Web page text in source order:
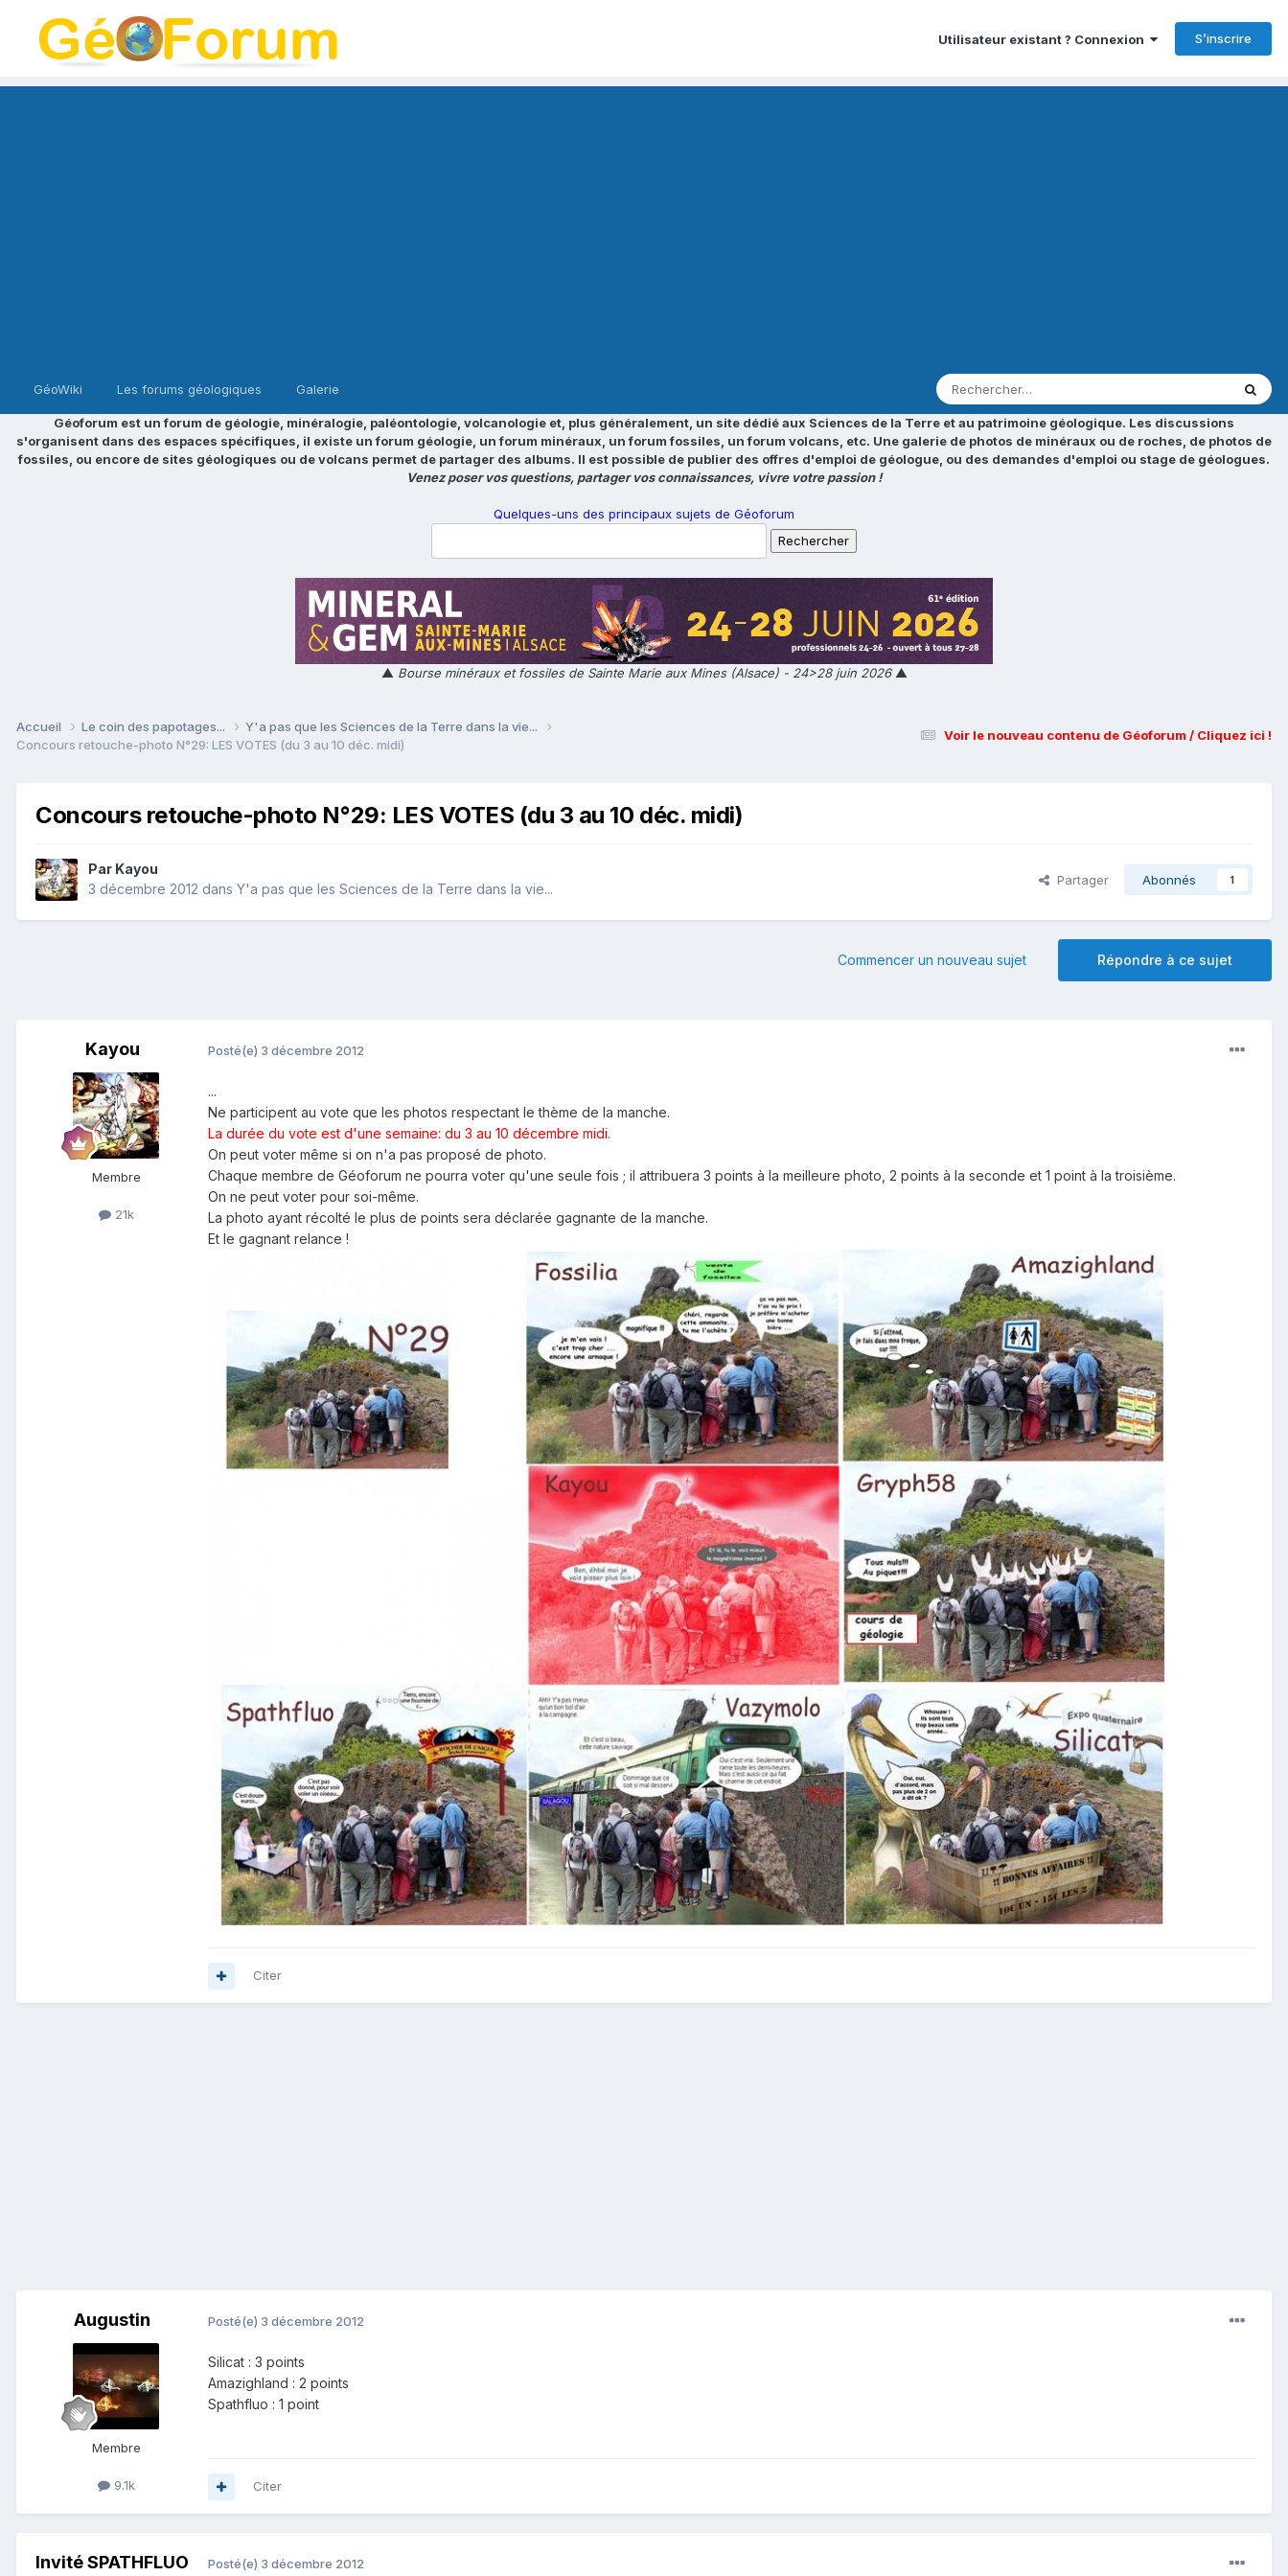
Utilisateur existant ? Connexion S’inscrire
GéoWiki Les forums géologiques Galerie
Géoforum est un forum de géologie, minéralogie, paléontologie, volcanologie et, plus généralement, un site dédié aux Sciences de la Terre et au patrimoine géologique. Les discussions
s'organisent dans des espaces spécifiques, il existe un forum géologie, un forum minéraux, un forum fossiles, un forum volcans, etc. Une galerie de photos de minéraux ou de roches, de photos de
fossiles, ou encore de sites géologiques ou de volcans permet de partager des albums. Il est possible de publier des offres d'emploi de géologue, ou des demandes d'emploi ou stage de géologues.
Venez poser vos questions, partager vos connaissances, vivre votre passion !
Quelques-uns des principaux sujets de Géoforum
▲ Bourse minéraux et fossiles de Sainte Marie aux Mines (Alsace) - 24>28 juin 2026▲
Voir le nouveau contenu de Géoforum / Cliquez ici !
Accueil Le coin des papotages...
Y'a pas que les Sciences de la Terre dans la vie...
Concours retouche-photo N°29: LES VOTES (du 3 au 10 déc. midi)
Concours retouche-photo N°29: LES VOTES (du 3 au 10 déc. midi)
Par Kayou
3 décembre 2012 dans Y'a pas que les Sciences de la Terre dans la vie...
Partager Abonnés 1
Répondre à ce sujet
Commencer un nouveau sujet
Kayou
Membre
21k
Posté(e) 3 décembre 2012
...
Ne participent au vote que les photos respectant le thème de la manche.
La durée du vote est d'une semaine: du 3 au 10 décembre midi.
On peut voter même si on n'a pas proposé de photo.
Chaque membre de Géoforum ne pourra voter qu'une seule fois ; il attribuera 3 points à la meilleure photo, 2 points à la seconde et 1 point à la troisième.
On ne peut voter pour soi-même.
La photo ayant récolté le plus de points sera déclarée gagnante de la manche.
Et le gagnant relance !
Citer
Augustin
Membre
9.1k
Posté(e) 3 décembre 2012
Silicat : 3 points
Amazighland : 2 points
Spathfluo : 1 point
Citer
Invité SPATHFLUO Posté(e) 3 décembre 2012